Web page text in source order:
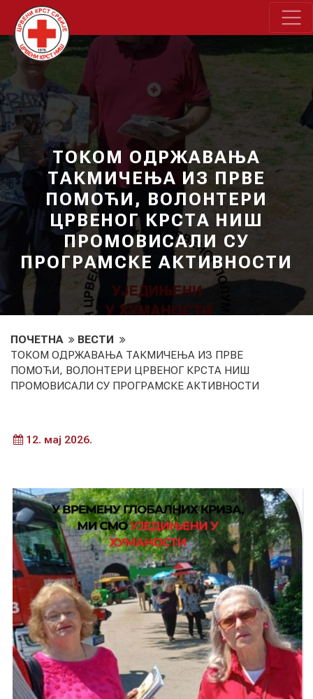
ТОКОМ ОДРЖАВАЊА
ТАКМИЧЕЊА ИЗ ПРВЕ
ПОМОЋИ, ВОЛОНТЕРИ
ЦРВЕНОГ КРСТА НИШ
ПРОМОВИСАЛИ СУ
ПРОГРАМСКЕ АКТИВНОСТИ
ПОЧЕТНА
ВЕСТИ
ТОКОМ ОДРЖАВАЊА ТАКМИЧЕЊА ИЗ ПРВЕ
ПОМОЋИ, ВОЛОНТЕРИ ЦРВЕНОГ КРСТА НИШ
ПРОМОВИСАЛИ СУ ПРОГРАМСКЕ АКТИВНОСТИ
12. мај 2026.